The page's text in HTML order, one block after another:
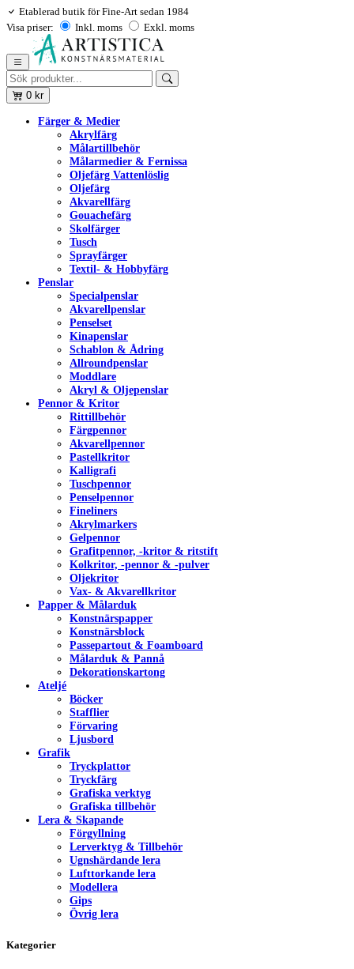
Etablerad butik för Fine-Art sedan 1984
Visa priser:
Inkl. moms Exkl. moms
0 kr
Färger & Medier
Akrylfärg
Målartillbehör
Målarmedier & Fernissa
Oljefärg Vattenlöslig
Oljefärg
Akvarellfärg
Gouachefärg
Skolfärger
Tusch
Sprayfärger
Textil- & Hobbyfärg
Penslar
Specialpenslar
Akvarellpenslar
Penselset
Kinapenslar
Schablon & Ådring
Allroundpenslar
Moddlare
Akryl & Oljepenslar
Pennor & Kritor
Rittillbehör
Färgpennor
Akvarellpennor
Pastellkritor
Kalligrafi
Tuschpennor
Penselpennor
Fineliners
Akrylmarkers
Gelpennor
Grafitpennor, -kritor & ritstift
Kolkritor, -pennor & -pulver
Oljekritor
Vax- & Akvarellkritor
Papper & Målarduk
Konstnärspapper
Konstnärsblock
Passepartout & Foamboard
Målarduk & Pannå
Dekorationskartong
Ateljé
Böcker
Stafflier
Förvaring
Ljusbord
Grafik
Tryckplattor
Tryckfärg
Grafiska verktyg
Grafiska tillbehör
Lera & Skapande
Förgyllning
Lerverktyg & Tillbehör
Ugnshärdande lera
Lufttorkande lera
Modellera
Gips
Övrig lera
Kategorier